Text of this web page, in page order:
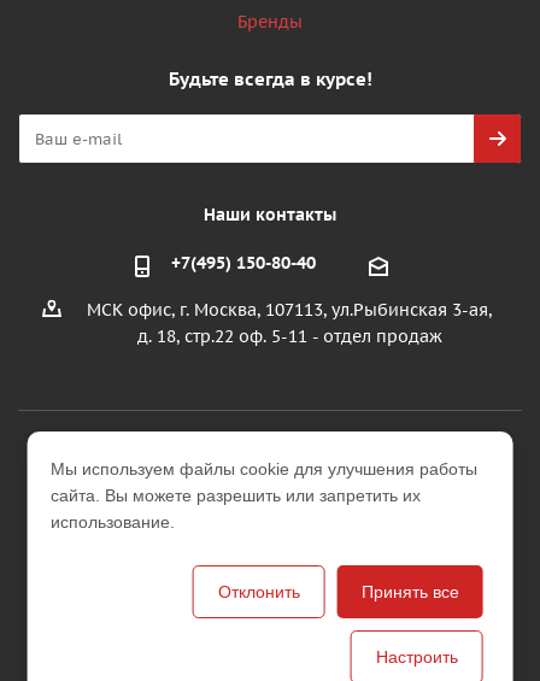
Бренды
Будьте всегда в курсе!
Наши контакты
+7(495) 150-80-40
МСК офис, г. Москва, 107113, ул.Рыбинская 3-ая,
д. 18, стр.22 оф. 5-11 - отдел продаж
2026 © ООО "УралИнтерьер"
Интернет-магазин строительных и отделочных
Версия для печати
Мы используем файлы cookie для улучшения работы
сайта. Вы можете разрешить или запретить их
использование.
Отклонить Принять все
Настроить